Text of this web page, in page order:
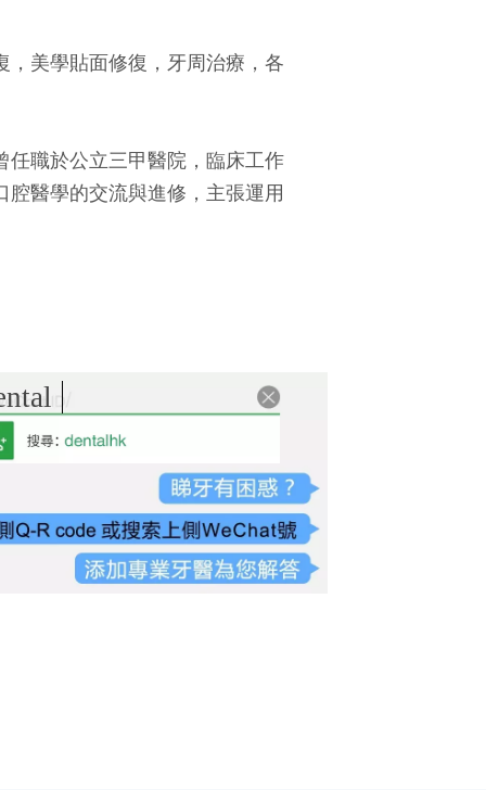
，美學貼面修復，牙周治療，各
任職於公立三甲醫院，臨床工作
醫學的交流與進修，主張運用